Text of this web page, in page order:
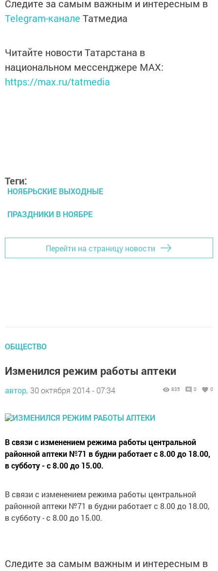
Следите за самым важным и интересным в
Telegram-канале Татмедиа
Читайте новости Татарстана в
национальном мессенджере MАХ:
https://max.ru/tatmedia
Теги:
НОЯБРЬСКИЕ ВЫХОДНЫЕ
ПРАЗДНИКИ В НОЯБРЕ
Перейти на страницу новости
ОБЩЕСТВО
Изменился режим работы аптеки
автор, 30 октября 2014 - 07:34 835 0 0
В связи с изменением режима работы центральной
районной аптеки №71 в будни работает с 8.00 до 18.00,
в субботу - с 8.00 до 15.00.
В связи с изменением режима работы центральной
районной аптеки №71 в будни работает с 8.00 до 18.00,
в субботу - с 8.00 до 15.00.
Следите за самым важным и интересным в